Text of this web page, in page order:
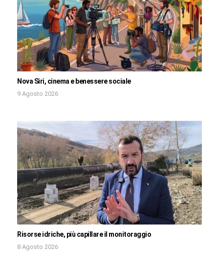
Nova Siri, cinema e benessere sociale
9 Agosto 2026
Risorse idriche, più capillare il monitoraggio
8 Agosto 2026